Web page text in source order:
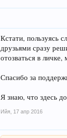
Кстати, пользуясь
друзьями сразу
отозваться в
Спасибо за
Я знаю, что здесь
Ийя 17 апр 2016